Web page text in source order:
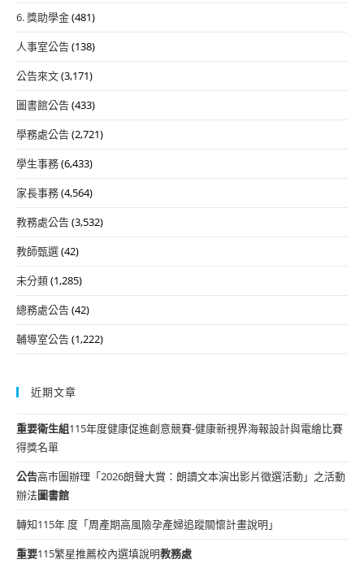
6. 獎助學金(481)
人事室公告(138)
公告來文(3,171)
圖書館公告(433)
學務處公告(2,721)
學生事務(6,433)
家長事務(4,564)
教務處公告(3,532)
教師甄選(42)
未分類(1,285)
總務處公告(42)
輔導室公告(1,222)
近期文章
重要衛生組115年度健康促進創意競賽-健康新視界海報設計與電繪比賽
得獎名單
公告高市圖辦理「2026朗聲大賞：朗讀文本演出影片徵選活動」之活動
辦法圖書館
轉知115年 度「周產期高風險孕產婦追蹤關懷計畫說明」
重要115繁星推薦校內選填說明教務處